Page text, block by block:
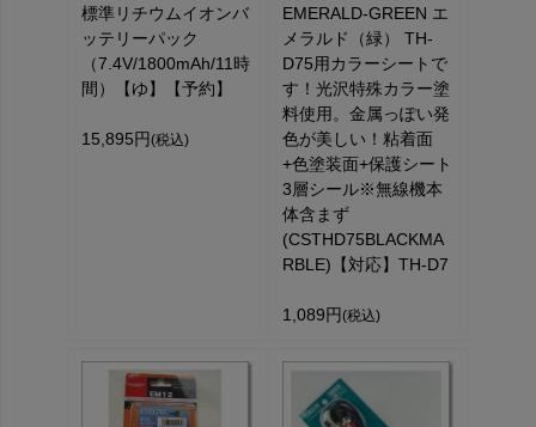
標準リチウムイオンバ
ッテリーパック
（7.4V/1800mAh/11時
間）【ゆ】【予約】
15,895円 (税込)
EMERALD-GREEN エ
メラルド（緑） TH-
D75用カラーシートで
す！光沢特殊カラー塗
料使用。金属っぽい発
色が美しい！粘着面
+色塗装面+保護シート
3層シール※無線機本
体含まず
(CSTHD75BLACKMA
RBLE)【対応】TH-D7
1,089円 (税込)